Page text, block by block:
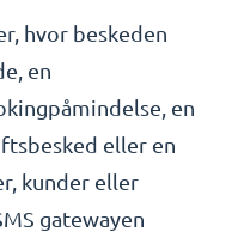
hvor beskeden
en
en
eller en
kunder eller
gatewayen